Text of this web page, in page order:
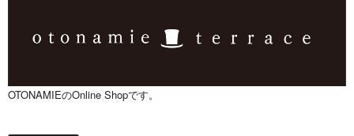
OTONAMIEのOnline Shopです。